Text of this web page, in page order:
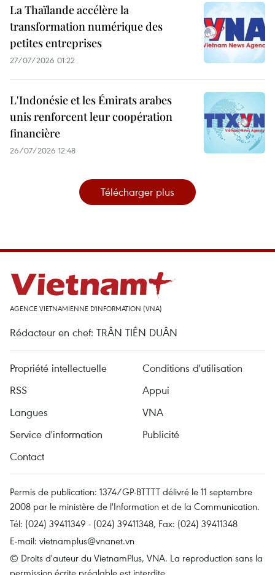
La Thaïlande accélère la
transformation numérique des
petites entreprises
27/07/2026 01:22
L'Indonésie et les Émirats arabes
unis renforcent leur coopération
financière
26/07/2026 12:48
Télécharger plus
AGENCE VIETNAMIENNE D'INFORMATION (VNA)
Rédacteur en chef: TRÂN TIÊN DUÂN
Propriété intellectuelle
Conditions d'utilisation
RSS
Appui
Langues
VNA
Service d'information
Publicité
Contact
Permis de publication: 1374/GP-BTTTT délivré le 11 septembre
2008 par le ministère de l'Information et de la Communication.
Tél: (024) 39411349 - (024) 39411348, Fax: (024) 39411348
E-mail: vietnamplus@vnanet.vn
© Droits d'auteur du VietnamPlus, VNA. La reproduction sans la
permission écrite préalable est interdite.